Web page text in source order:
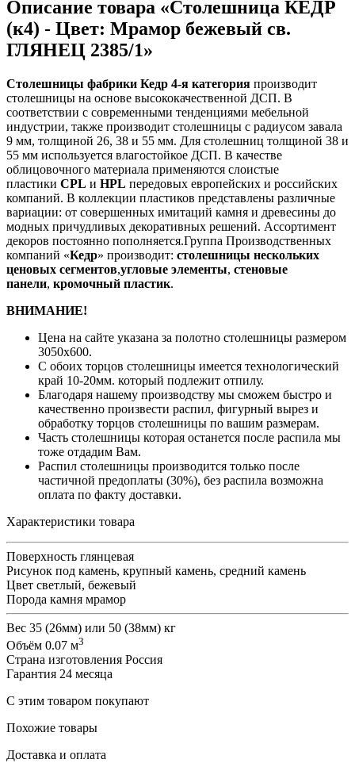
Описание товара «Столешница КЕДР
(к4) - Цвет: Мрамор бежевый св.
ГЛЯНЕЦ 2385/1»
Столешницы фабрики Кедр 4-я категория производит
столешницы на основе высококачественной ДСП. В
соответствии с современными тенденциями мебельной
индустрии, также производит столешницы с радиусом завала
9 мм, толщиной 26, 38 и 55 мм. Для столешниц толщиной 38 и
55 мм используется влагостойкое ДСП. В качестве
облицовочного материала применяются слоистые
пластики CPL и HPL передовых европейских и российских
компаний. В коллекции пластиков представлены различные
вариации: от совершенных имитаций камня и древесины до
модных причудливых декоративных решений. Ассортимент
декоров постоянно пополняется.Группа Производственных
компаний «Кедр» производит: столешницы нескольких
ценовых сегментов,угловые элементы, стеновые
панели, кромочный пластик.
ВНИМАНИЕ!
Цена на сайте указана за полотно столешницы размером
3050х600.
С обоих торцов столешницы имеется технологический
край 10-20мм. который подлежит отпилу.
Благодаря нашему производству мы сможем быстро и
качественно произвести распил, фигурный вырез и
обработку торцов столешницы по вашим размерам.
Часть столешницы которая останется после распила мы
тоже отдадим Вам.
Распил столешницы производится только после
частичной предоплаты (30%), без распила возможна
оплата по факту доставки.
Характеристики товара
Поверхность глянцевая
Рисунок под камень, крупный камень, средний камень
Цвет светлый, бежевый
Порода камня мрамор
Вес 35 (26мм) или 50 (38мм) кг
Объём 0.07 м3
Страна изготовления Россия
Гарантия 24 месяца
С этим товаром покупают
Похожие товары
Доставка и оплата